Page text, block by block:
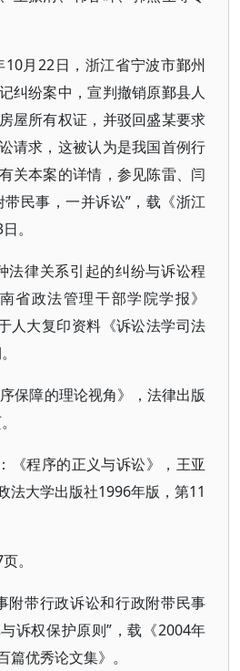
月22日，浙江省宁波市鄞州
纠纷案中，宣判撤销原鄞县人
屋所有权证，并驳回盛某要求
请求，这被认为是我国首例行
关本案的详情，参见陈雷、闫
民事，一并诉讼”，载《浙江
。
法律关系引起的纠纷与诉讼程
省政法管理干部学院学报》
人大复印资料《诉讼法学司法
保障的理论视角》，法律出版
《程序的正义与诉讼》，王亚
法大学出版社1996年版，第11
。
附带行政诉讼和行政附带民事
诉权保护原则”，载《2004年
优秀论文集》。